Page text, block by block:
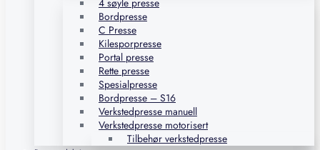
4 søyle presse
Bordpresse
C Presse
Kilesporpresse
Portal presse
Rette presse
Spesialpresse
Bordpresse – S16
Verkstedpresse manuell
Verkstedpresse motorisert
Tilbehør verkstedpresse